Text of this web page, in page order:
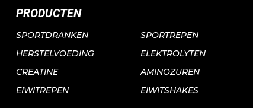
PRODUCTEN
SPORTDRANKEN SPORTREPEN
HERSTELVOEDING
ELEKTROLYTEN
CREATINE
AMINOZUREN
EIWITREPEN
EIWITSHAKES